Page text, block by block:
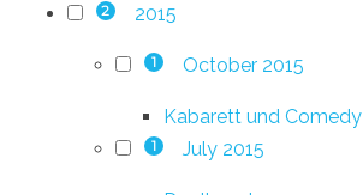
2 2015
1 October 2015
Kabarett und Comedy
1 July 2015